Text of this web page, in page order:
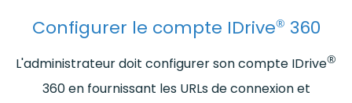
Configurer le compte IDrive® 360
L'administrateur doit configurer son compte IDrive®
360 en fournissant les URLs de connexion et